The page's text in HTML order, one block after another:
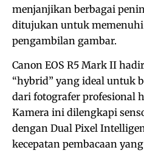
menjanjikan berbagai
ditujukan untuk
pengambilan gambar.
Canon EOS R5 Mark II
“hybrid” yang ideal untuk
dari fotografer profesional
Kamera ini dilengkapi
dengan Dual Pixel
kecepatan pembacaan